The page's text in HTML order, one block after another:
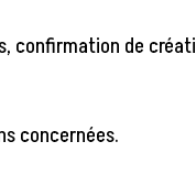
confirmation de
concernées.